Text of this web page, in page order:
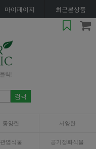
마이페이지 최근본상품
동양란 서양란
관엽식물 공기정화식물